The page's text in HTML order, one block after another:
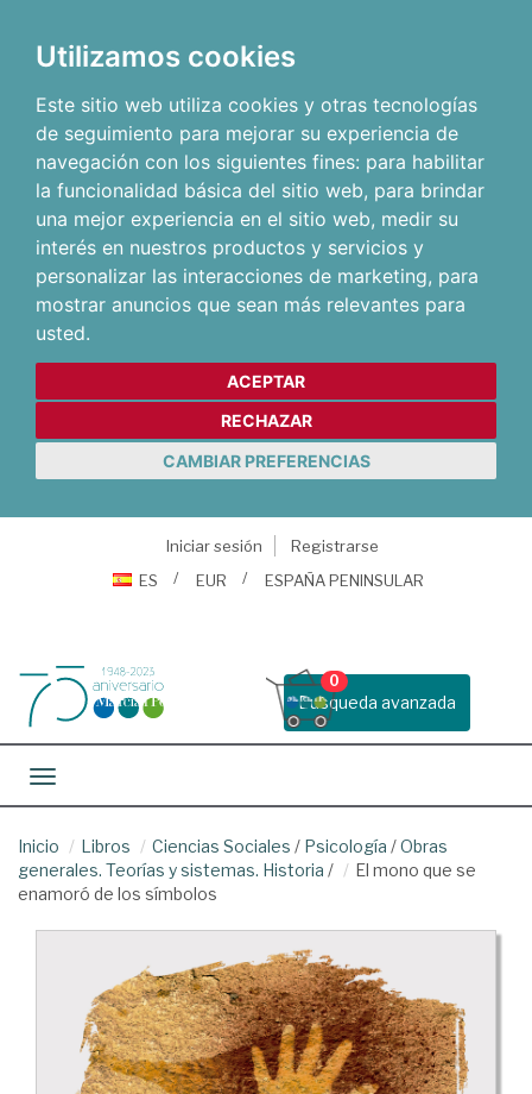
Utilizamos cookies
Este sitio web utiliza cookies y otras tecnologías
de seguimiento para mejorar su experiencia de
navegación con los siguientes fines: para habilitar
la funcionalidad básica del sitio web, para brindar
una mejor experiencia en el sitio web, medir su
interés en nuestros productos y servicios y
personalizar las interacciones de marketing, para
mostrar anuncios que sean más relevantes para
usted.
ACEPTAR
RECHAZAR
CAMBIAR PREFERENCIAS
Iniciar sesión
Registrarse
ES
EUR ESPAÑA PENINSULAR
Busqueda avanzada
0
Toggle navigation
Inicio Libros Ciencias Sociales / Psicología /Obras
generales. Teorías y sistemas. Historia /
El mono que se
enamoró de los símbolos